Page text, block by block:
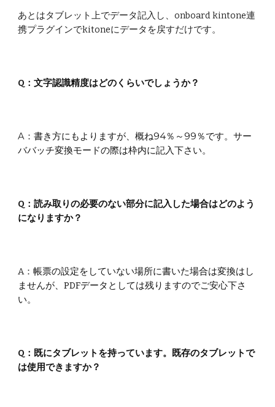
あとはタブレット上でデータ記入し、onboard kintone連
携プラグインでkitoneにデータを戻すだけです。
Q：文字認識精度はどのくらいでしょうか？
A：書き方にもよりますが、概ね94％～99％です。サー
ババッチ変換モードの際は枠内に記入下さい。
Q：読み取りの必要のない部分に記入した場合はどのよう
になりますか？
A：帳票の設定をしていない場所に書いた場合は変換はし
ませんが、PDFデータとしては残りますのでご安心下さ
い。
Q： 既にタブレットを持っています。既存のタブレットで
は使用できますか？